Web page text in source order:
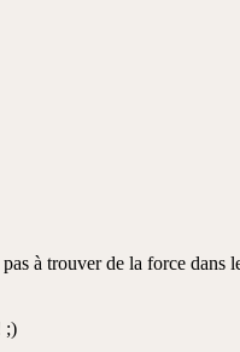
à trouver de la force dans
;)